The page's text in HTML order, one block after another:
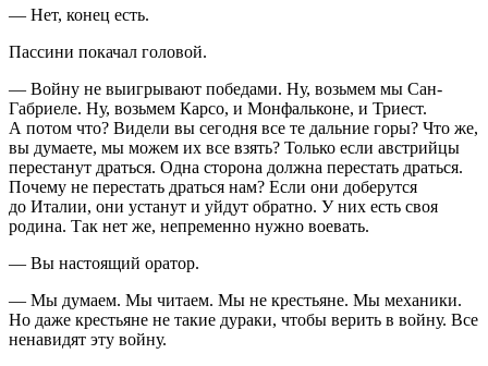
— Нет, конец есть.
Пассини покачал головой.
— Войну не выигрывают победами. Ну, возьмем мы Сан-
Габриеле. Ну, возьмем Карсо, и Монфальконе, и Триест.
А потом что? Видели вы сегодня все те дальние горы? Что же,
вы думаете, мы можем их все взять? Только если австрийцы
перестанут драться. Одна сторона должна перестать драться.
Почему не перестать драться нам? Если они доберутся
до Италии, они устанут и уйдут обратно. У них есть своя
родина. Так нет же, непременно нужно воевать.
— Вы настоящий оратор.
— Мы думаем. Мы читаем. Мы не крестьяне. Мы механики.
Но даже крестьяне не такие дураки, чтобы верить в войну. Все
ненавидят эту войну.